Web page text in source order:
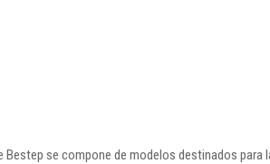
Bestep se compone de modelos destinados